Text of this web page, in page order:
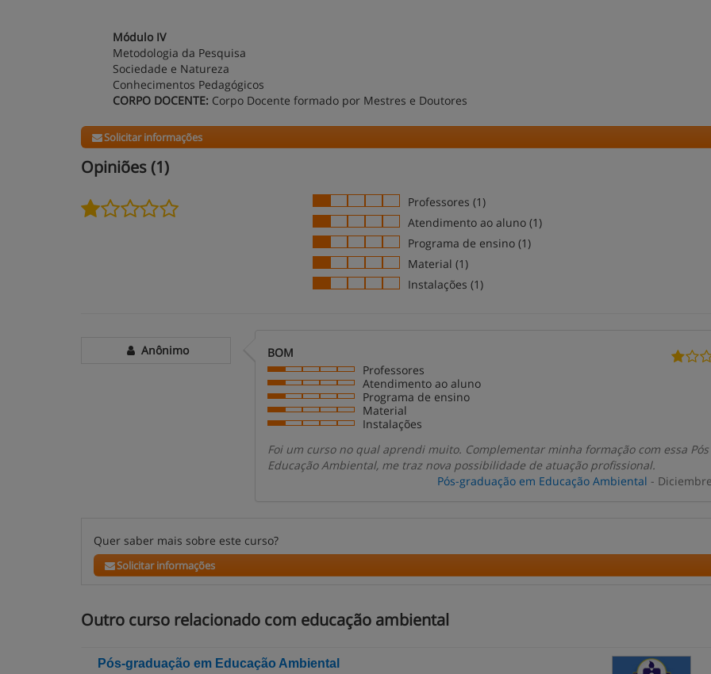
Módulo IV
Metodologia da Pesquisa
Sociedade e Natureza
Conhecimentos Pedagógicos
CORPO DOCENTE: Corpo Docente formado por Mestres e Doutores
Solicitar informações
Opiniões (1)
Professores (1)
Atendimento ao aluno (1)
Programa de ensino (1)
Material (1)
Instalações (1)
Anônimo
BOM
Professores
Atendimento ao aluno
Programa de ensino
Material
Instalações
Foi um curso no qual aprendi muito. Complementar minha formação com essa
Educação Ambiental, me traz nova possibilidade de atuação profissional.
Pós-graduação em Educação Ambiental -
Quer saber mais sobre este curso?
Solicitar informações
Outro curso relacionado com educação ambiental
Pós-graduação em Educação Ambiental